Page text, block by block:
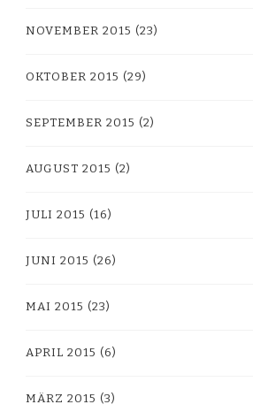
NOVEMBER 2015 (23)
OKTOBER 2015 (29)
SEPTEMBER 2015 (2)
AUGUST 2015 (2)
JULI 2015 (16)
JUNI 2015 (26)
MAI 2015 (23)
APRIL 2015 (6)
MÄRZ 2015 (3)